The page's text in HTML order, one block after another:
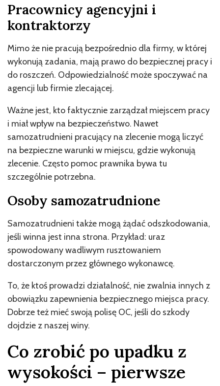
Pracownicy agencyjni i
kontraktorzy
Mimo że nie pracują bezpośrednio dla firmy, w której
wykonują zadania, mają prawo do bezpiecznej pracy i
do roszczeń. Odpowiedzialność może spoczywać na
agencji lub firmie zlecającej.
Ważne jest, kto faktycznie zarządzał miejscem pracy
i miał wpływ na bezpieczeństwo. Nawet
samozatrudnieni pracujący na zlecenie mogą liczyć
na bezpieczne warunki w miejscu, gdzie wykonują
zlecenie. Często pomoc prawnika bywa tu
szczególnie potrzebna.
Osoby samozatrudnione
Samozatrudnieni także mogą żądać odszkodowania,
jeśli winna jest inna strona. Przykład: uraz
spowodowany wadliwym rusztowaniem
dostarczonym przez głównego wykonawcę.
To, że ktoś prowadzi działalność, nie zwalnia innych z
obowiązku zapewnienia bezpiecznego miejsca pracy.
Dobrze też mieć swoją polisę OC, jeśli do szkody
dojdzie z naszej winy.
Co zrobić po upadku z
wysokości – pierwsze